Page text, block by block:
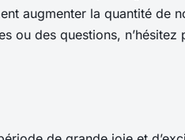
augmenter la quantité de
ou des questions,